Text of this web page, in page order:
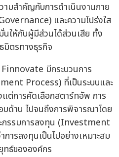
มสำคัญกับการดำเนินงานภาย
และความโปร่งใส
นให้กับผู้มีส่วนได้ส่วนเสีย ทั้ง
ตรทางธุรกิจ
มีกระบวนการ
Process) ที่เป็นระบบและ
ต่การคัดเลือกสตาร์ทอัพ การ
ด้าน ไปจนถึงการพิจารณาโดย
รรมการลงทุน (Investment
ารลงทุนเป็นไปอย่างเหมาะสม
ทธ์ขององค์กร